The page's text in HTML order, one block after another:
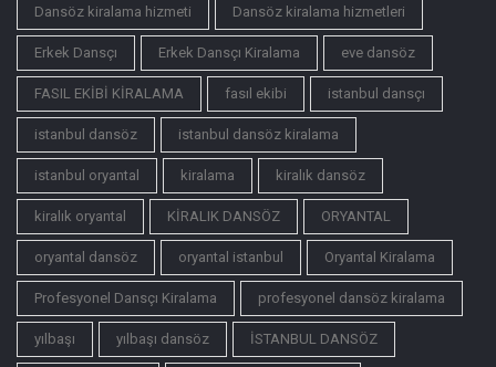
Dansöz kiralama hizmeti Dansöz kiralama hizmetleri
Erkek Dansçı Erkek Dansçı Kiralama eve dansöz
FASIL EKİBİ KİRALAMA fasıl ekibi istanbul dansçı
istanbul dansöz istanbul dansöz kiralama
istanbul oryantal kiralama kiralık dansöz
kiralık oryantal KİRALIK DANSÖZ ORYANTAL
oryantal dansöz oryantal istanbul Oryantal Kiralama
Profesyonel Dansçı Kiralama profesyonel dansöz kiralama
yılbaşı yılbaşı dansöz İSTANBUL DANSÖZ